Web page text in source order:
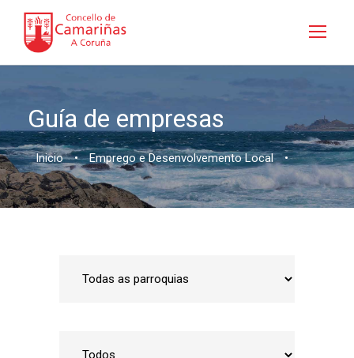
Guía de empresas
Inicio • Emprego e Desenvolvemento Local •